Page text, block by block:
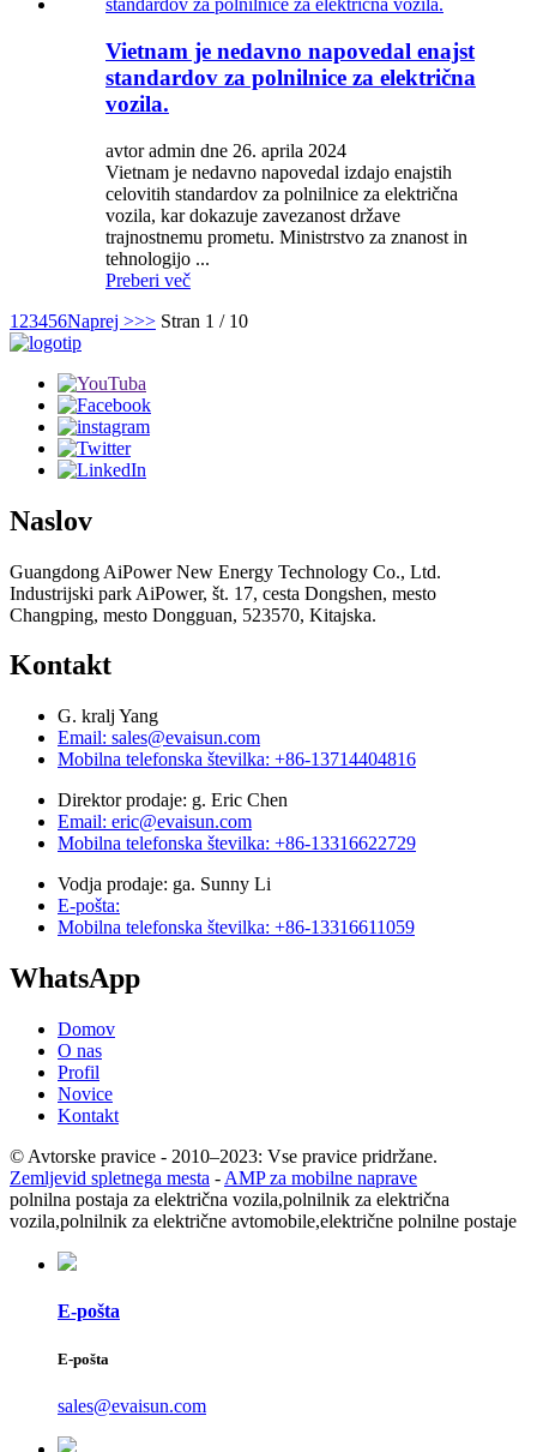
Vietnam je nedavno napovedal enajst
standardov za polnilnice za električna
vozila.
avtor admin dne 26. aprila 2024
Vietnam je nedavno napovedal izdajo enajstih
celovitih standardov za polnilnice za električna
vozila, kar dokazuje zavezanost države
trajnostnemu prometu. Ministrstvo za znanost in
tehnologijo ...
Preberi več
1 23456Naprej >>> Stran 1 / 10
Naslov
Guangdong AiPower New Energy Technology Co., Ltd.
Industrijski park AiPower, št. 17, cesta Dongshen, mesto
Changping, mesto Dongguan, 523570, Kitajska.
Kontakt
G. kralj Yang
Email: sales@evaisun.com
Mobilna telefonska številka: +86-13714404816
Direktor prodaje: g. Eric Chen
Email: eric@evaisun.com
Mobilna telefonska številka: +86-13316622729
Vodja prodaje: ga. Sunny Li
E-pošta:
Mobilna telefonska številka: +86-13316611059
WhatsApp
Domov
O nas
Profil
Novice
Kontakt
© Avtorske pravice - 2010–2023: Vse pravice pridržane.
Zemljevid spletnega mesta - AMP za mobilne naprave
polnilna postaja za električna vozila,polnilnik za električna
vozila,polnilnik za električne avtomobile,električne polnilne postaje
E-pošta
E-pošta
sales@evaisun.com